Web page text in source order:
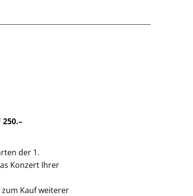
250.–
der 1.
Konzert Ihrer
Kauf weiterer